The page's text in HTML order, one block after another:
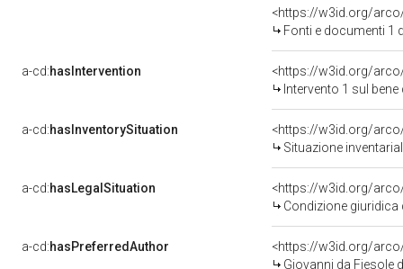
<https://w3id.org/
Fonti e documenti 1
a-cd:hasIntervention
<https://w3id.org/
Intervento 1 sul
a-cd:hasInventorySituation
<https://w3id.org/
Situazione
a-cd:hasLegalSituation
<https://w3id.org/
Condizione giuridica
a-cd:hasPreferredAuthor
<https://w3id.org/
Giovanni da Fiesole